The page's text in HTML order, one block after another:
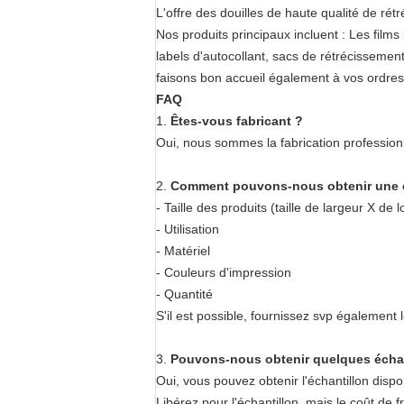
L'offre des douilles de haute qualité de
Nos produits principaux incluent : Les
labels d'autocollant, sacs de
faisons bon accueil également à vos
FAQ
1. Êtes-vous fabricant ?
Oui, nous sommes la fabrication
2. Comment pouvons-nous obtenir
- Taille des produits (taille de largeur X de
- Utilisation
- Matériel
- Couleurs d'impression
- Quantité
S'il est possible, fournissez svp
3. Pouvons-nous obtenir quelques
Oui, vous pouvez obtenir l'échantillon